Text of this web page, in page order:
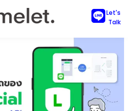
Let's
Talk
รใช้งาน LINE Messaging API ตัว
กค้าและใช้งาน LINE OA ได้ดีกว่าที่